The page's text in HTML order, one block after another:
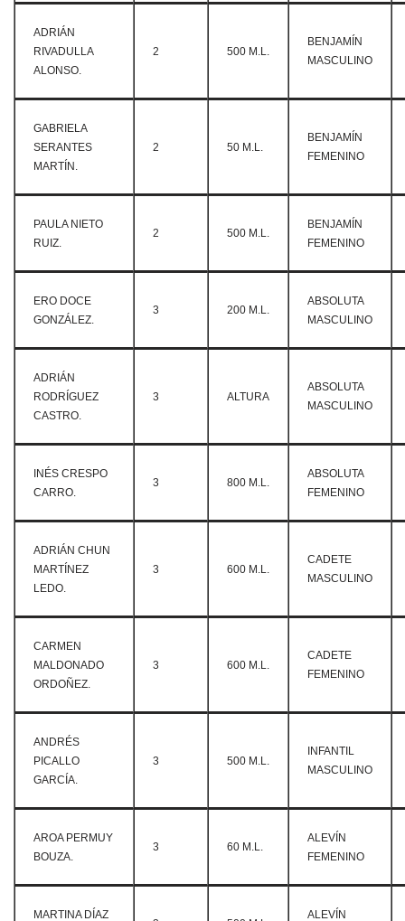
ADRIÁN
RIVADULLA
ALONSO.
2 500 M.L.
BENJAMÍN
MASCULINO
GABRIELA
SERANTES
MARTÍN.
2 50 M.L.
BENJAMÍN
FEMENINO
PAULA NIETO
RUIZ.
2 500 M.L.
BENJAMÍN
FEMENINO
ERO DOCE
GONZÁLEZ.
3 200 M.L.
ABSOLUTA
MASCULINO
ADRIÁN
RODRÍGUEZ
CASTRO.
3 ALTURA
ABSOLUTA
MASCULINO
INÉS CRESPO
CARRO.
3 800 M.L.
ABSOLUTA
FEMENINO
ADRIÁN CHUN
MARTÍNEZ
LEDO.
3 600 M.L.
CADETE
MASCULINO
CARMEN
MALDONADO
ORDOÑEZ.
3 600 M.L.
CADETE
FEMENINO
ANDRÉS
PICALLO
GARCÍA.
3 500 M.L.
INFANTIL
MASCULINO
AROA PERMUY
BOUZA.
3 60 M.L.
ALEVÍN
FEMENINO
MARTINA DÍAZ ALEVÍN